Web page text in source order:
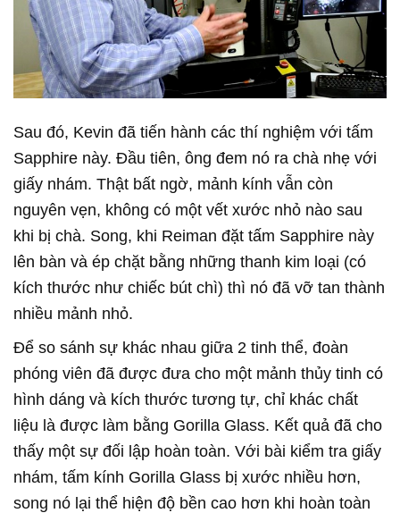
Sau đó, Kevin đã tiến hành các thí nghiệm với tấm
Sapphire này. Đầu tiên, ông đem nó ra chà nhẹ với
giấy nhám. Thật bất ngờ, mảnh kính vẫn còn
nguyên vẹn, không có một vết xước nhỏ nào sau
khi bị chà. Song, khi Reiman đặt tấm Sapphire này
lên bàn và ép chặt bằng những thanh kim loại (có
kích thước như chiếc bút chì) thì nó đã vỡ tan thành
nhiều mảnh nhỏ.
Để so sánh sự khác nhau giữa 2 tinh thể, đoàn
phóng viên đã được đưa cho một mảnh thủy tinh có
hình dáng và kích thước tương tự, chỉ khác chất
liệu là được làm bằng Gorilla Glass. Kết quả đã cho
thấy một sự đối lập hoàn toàn. Với bài kiểm tra giấy
nhám, tấm kính Gorilla Glass bị xước nhiều hơn,
song nó lại thể hiện độ bền cao hơn khi hoàn toàn